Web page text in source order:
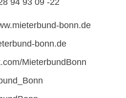
94 93 09 -22
bonn.de
bonn.de
MieterbundBonn